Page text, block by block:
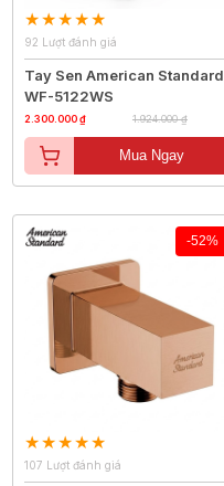
92 Lượt đánh giá
Tay Sen American Standard
WF-5122WS
2.300.000 ₫ 1.924.000 ₫
Mua Ngay
-52%
107 Lượt đánh giá